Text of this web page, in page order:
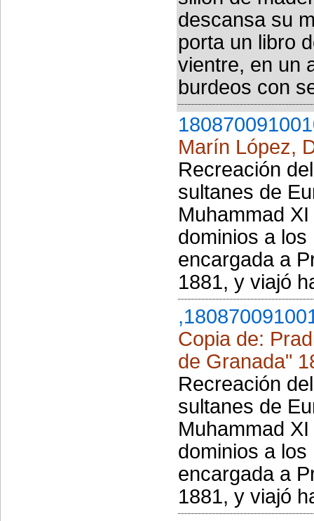
descansa su
porta un libro
vientre, en un
burdeos con
Marín López,
Recreación
sultanes de
Muhammad
dominios a
encargada a
1881, y viajó
Copia de:
de Granada"
Recreación
sultanes de
Muhammad
dominios a
encargada a
1881, y viajó